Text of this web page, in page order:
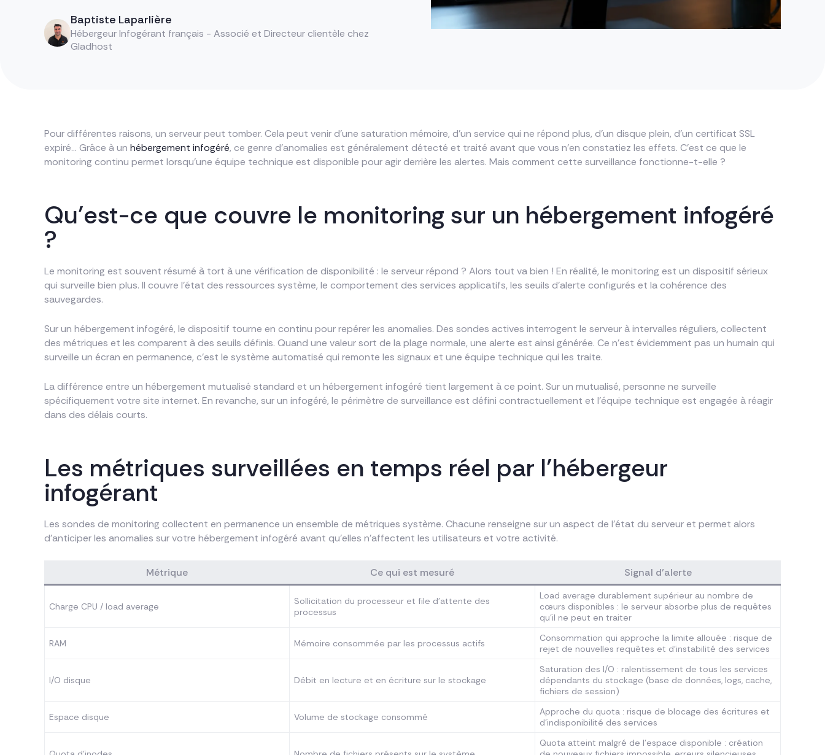
Baptiste Laparlière
Hébergeur Infogérant français - Associé et Directeur clientèle chez
Gladhost
Pour différentes raisons, un serveur peut tomber. Cela peut venir d’une saturation mémoire, d’un service qui ne répond plus, d’un disque plein, d’un certificat SSL
expiré… Grâce à un hébergement infogéré, ce genre d’anomalies est généralement détecté et traité avant que vous n’en constatiez les effets. C’est ce que le
monitoring continu permet lorsqu’une équipe technique est disponible pour agir derrière les alertes. Mais comment cette surveillance fonctionne-t-elle ?
Qu’est-ce que couvre le monitoring sur un hébergement infogéré
?
Le monitoring est souvent résumé à tort à une vérification de disponibilité : le serveur répond ? Alors tout va bien ! En réalité, le monitoring est un dispositif sérieux
qui surveille bien plus. Il couvre l’état des ressources système, le comportement des services applicatifs, les seuils d’alerte configurés et la cohérence des
sauvegardes.
Sur un hébergement infogéré, le dispositif tourne en continu pour repérer les anomalies. Des sondes actives interrogent le serveur à intervalles réguliers, collectent
des métriques et les comparent à des seuils définis. Quand une valeur sort de la plage normale, une alerte est ainsi générée. Ce n’est évidemment pas un humain qui
surveille un écran en permanence, c’est le système automatisé qui remonte les signaux et une équipe technique qui les traite.
La différence entre un hébergement mutualisé standard et un hébergement infogéré tient largement à ce point. Sur un mutualisé, personne ne surveille
spécifiquement votre site internet. En revanche, sur un infogéré, le périmètre de surveillance est défini contractuellement et l’équipe technique est engagée à réagir
dans des délais courts.
Les métriques surveillées en temps réel par l’hébergeur
infogérant
Les sondes de monitoring collectent en permanence un ensemble de métriques système. Chacune renseigne sur un aspect de l’état du serveur et permet alors
d’anticiper les anomalies sur votre hébergement infogéré avant qu’elles n’affectent les utilisateurs et votre activité.
Métrique Ce qui est mesuré Signal d’alerte
Charge CPU / load average
Sollicitation du processeur et file d’attente des
processus
Load average durablement supérieur au nombre de
cœurs disponibles : le serveur absorbe plus de requêtes
qu’il ne peut en traiter
RAM Mémoire consommée par les processus actifs
Consommation qui approche la limite allouée : risque de
rejet de nouvelles requêtes et d’instabilité des services
I/O disque Débit en lecture et en écriture sur le stockage
Saturation des I/O : ralentissement de tous les services
dépendants du stockage (base de données, logs, cache,
fichiers de session)
Espace disque Volume de stockage consommé
Approche du quota : risque de blocage des écritures et
d’indisponibilité des services
Quota atteint malgré de l’espace disponible : création